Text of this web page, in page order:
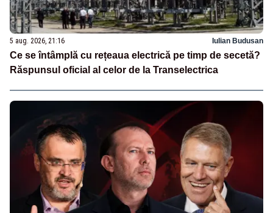
5 aug. 2026, 21:16 Iulian Budusan
Ce se întâmplă cu rețeaua electrică pe timp de secetă?
Răspunsul oficial al celor de la Transelectrica